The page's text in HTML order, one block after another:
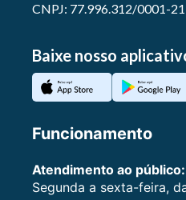
CNPJ: 77.996.312/0001-21
Baixe nosso
Funcionamento
Atendimento ao público:
Segunda a sexta-feira,